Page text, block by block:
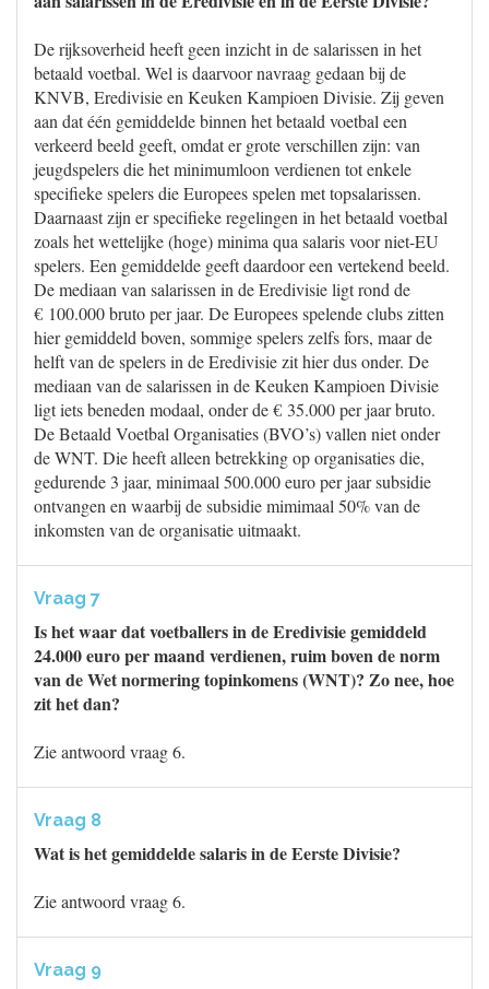
De rijksoverheid heeft geen inzicht in de salarissen in het
betaald voetbal. Wel is daarvoor navraag gedaan bij de
KNVB, Eredivisie en Keuken Kampioen Divisie. Zij geven
aan dat één gemiddelde binnen het betaald voetbal een
verkeerd beeld geeft, omdat er grote verschillen zijn: van
jeugdspelers die het minimumloon verdienen tot enkele
specifieke spelers die Europees spelen met topsalarissen.
Daarnaast zijn er specifieke regelingen in het betaald voetbal
zoals het wettelijke (hoge) minima qua salaris voor niet-EU
spelers. Een gemiddelde geeft daardoor een vertekend beeld.
De mediaan van salarissen in de Eredivisie ligt rond de
€ 100.000 bruto per jaar. De Europees spelende clubs zitten
hier gemiddeld boven, sommige spelers zelfs fors, maar de
helft van de spelers in de Eredivisie zit hier dus onder. De
mediaan van de salarissen in de Keuken Kampioen Divisie
ligt iets beneden modaal, onder de € 35.000 per jaar bruto.
De Betaald Voetbal Organisaties (BVO’s) vallen niet onder
de WNT. Die heeft alleen betrekking op organisaties die,
gedurende 3 jaar, minimaal 500.000 euro per jaar subsidie
ontvangen en waarbij de subsidie mimimaal 50% van de
inkomsten van de organisatie uitmaakt.
Vraag 7
Is het waar dat voetballers in de Eredivisie gemiddeld
24.000 euro per maand verdienen, ruim boven de norm
van de Wet normering topinkomens (WNT)? Zo nee, hoe
zit het dan?
Zie antwoord vraag 6.
Vraag 8
Wat is het gemiddelde salaris in de Eerste Divisie?
Zie antwoord vraag 6.
Vraag 9